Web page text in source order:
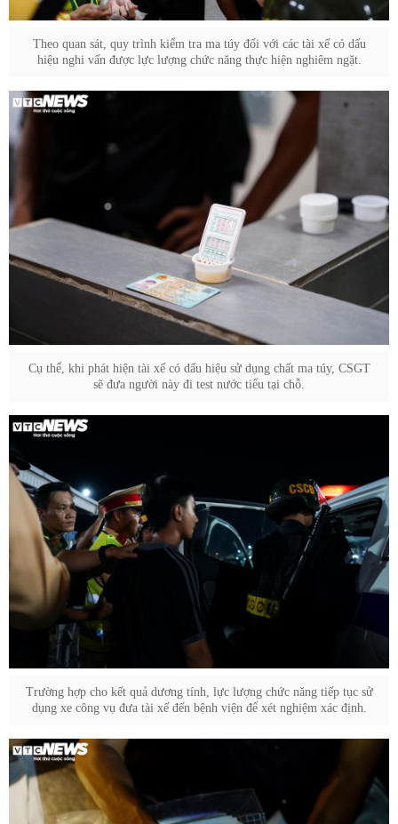
Theo quan sát, quy trình kiểm tra ma túy đối với các tài xế có dấu
hiệu nghi vấn được lực lượng chức năng thực hiện nghiêm ngặt.
Cụ thể, khi phát hiện tài xế có dấu hiệu sử dụng chất ma túy, CSGT
sẽ đưa người này đi test nước tiểu tại chỗ.
Trường hợp cho kết quả dương tính, lực lượng chức năng tiếp tục sử
dụng xe công vụ đưa tài xế đến bệnh viện để xét nghiệm xác định.